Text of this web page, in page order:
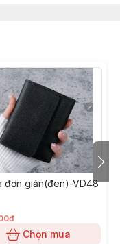
đơn giản(đen)-VD48
Chọn mua